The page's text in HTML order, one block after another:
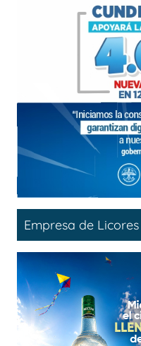
Empresa de